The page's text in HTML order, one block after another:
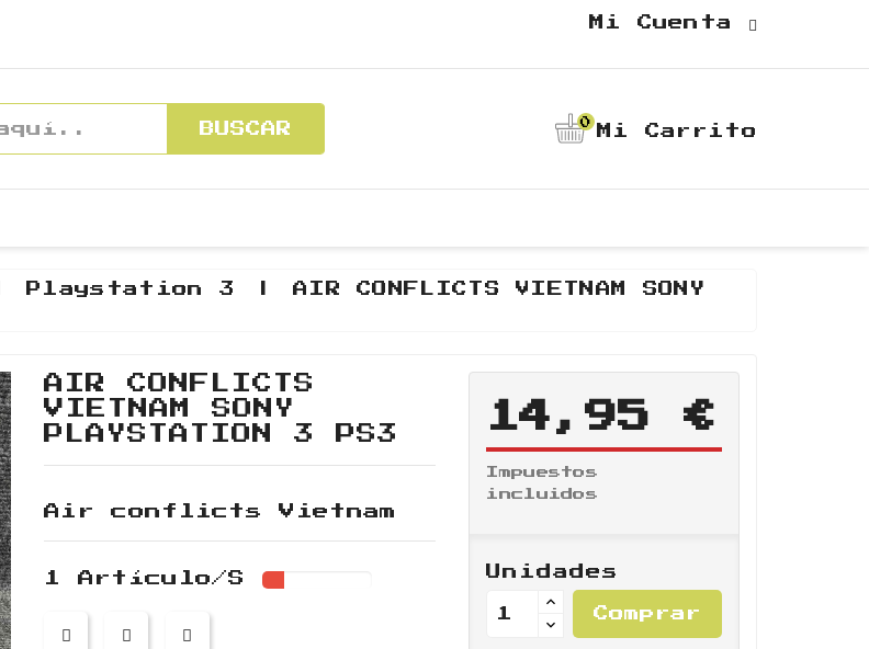
Mi Cuenta
BUSCAR 0
Mi Carrito
Playstation 3
AIR CONFLICTS VIETNAM SONY
AIR CONFLICTS
VIETNAM SONY
PLAYSTATION 3 PS3
Air conflicts Vietnam
1 Artículo/s
14,95 €
Impuestos
incluidos
Unidades
Comprar